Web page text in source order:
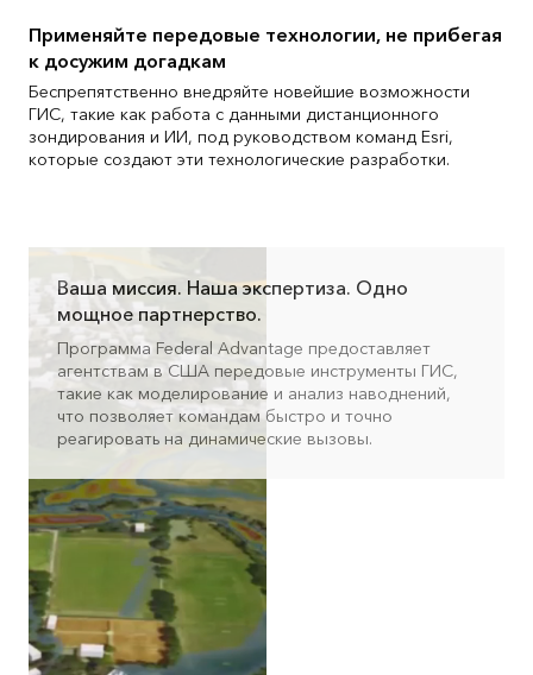
Применяйте передовые технологии, не прибегая
к досужим догадкам
Беспрепятственно внедряйте новейшие возможности
ГИС, такие как работа с данными дистанционного
зондирования и ИИ, под руководством команд Esri,
которые создают эти технологические разработки.
Ваша миссия. Наша экспертиза. Одно
мощное партнерство.
Программа Federal Advantage предоставляет
агентствам в США передовые инструменты ГИС,
такие как моделирование и анализ наводнений,
что позволяет командам быстро и точно
реагировать на динамические вызовы.